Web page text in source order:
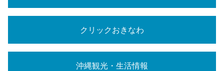
クリックおきなわ
沖縄観光・生活情報